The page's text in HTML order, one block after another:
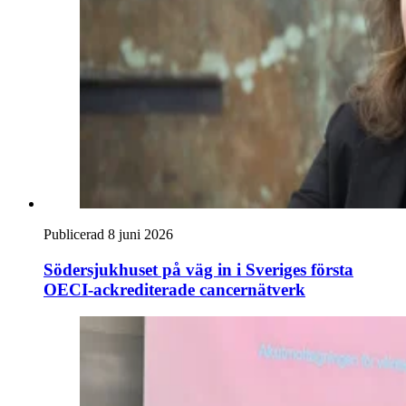
Publicerad 8 juni 2026
Södersjukhuset på väg in i Sveriges första
OECI-ackrediterade cancernätverk